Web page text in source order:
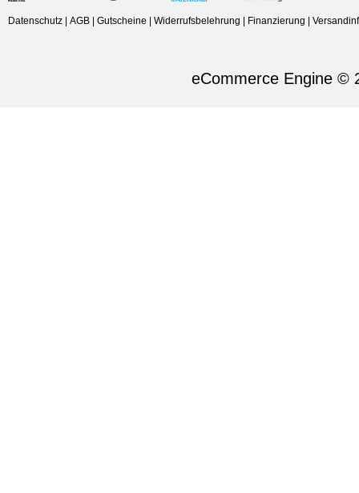
Datenschutz | AGB | Gutscheine | Widerrufsbelehrung | Finanzierung |
eCommerce Engine ©